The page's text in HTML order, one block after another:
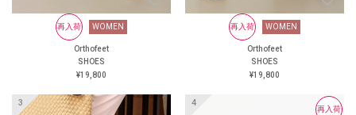
#handsfreeshoes #健康投資 #痛
くない靴 #蒸れない靴 #疲れ
にくい靴
再入荷 WOMEN
Orthofeet
SHOES
¥19,800
再入荷 WOMEN
Orthofeet
SHOES
¥19,800
再入荷
再入荷 WOMEN
Orthofeet
SHOES
¥19,800
WOMEN
Orthofeet
SHOES
¥24,200
再入荷